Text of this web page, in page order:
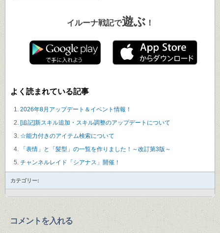
イルーナ戦記で遊ぶ ！
よく読まれている記事
2026年8月アップデート＆イベント情報！
[追記]新スキル追加・スキル調整のアップデートについて
☆能力付きのアイテム検索について
「表情」と「髪型」の一覧を作りました！～改訂第3版～
チャンネルレイド「シアナス」開催！
カテゴリー:
コメントを入れる